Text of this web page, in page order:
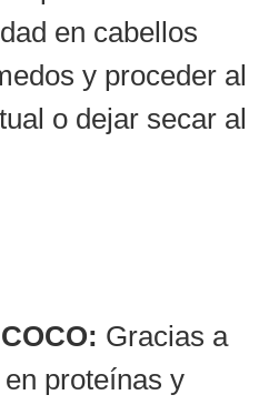
en cabellos
y proceder al
o dejar secar al
Gracias a
proteínas y